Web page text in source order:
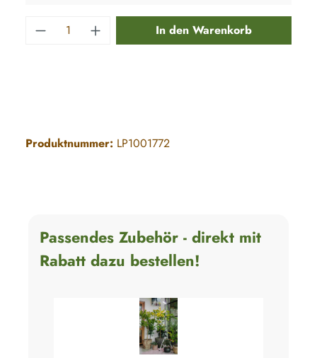
Produkt Anzahl: Gib den gewünschten
In den Warenkorb
Produktnummer: LP1001772
Passendes Zubehör - direkt mit
Rabatt dazu bestellen!